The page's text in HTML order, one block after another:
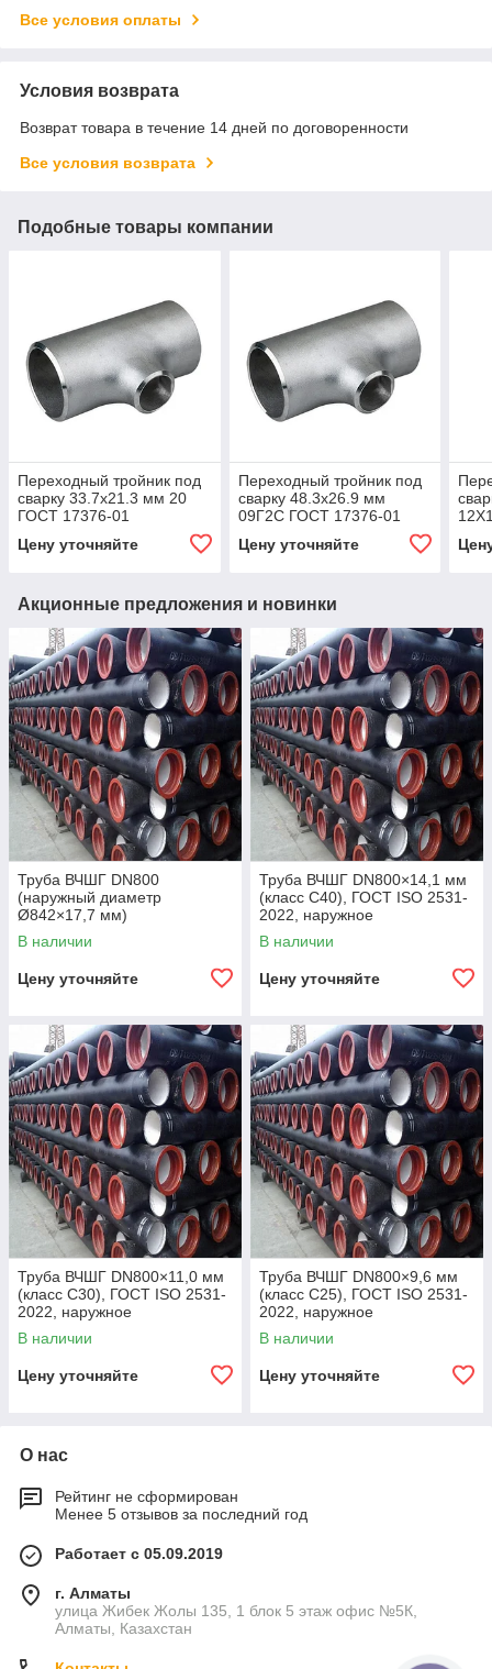
Все условия оплаты
Условия возврата
Возврат товара в течение 14 дней по договоренности
Все условия возврата
Подобные товары компании
Переходный тройник под
сварку 33.7x21.3 мм 20
ГОСТ 17376-01
Цену уточняйте
Переходный тройник под
сварку 48.3x26.9 мм
09Г2С ГОСТ 17376-01
Цену уточняйте
Акционные предложения и новинки
Труба ВЧШГ DN800
(наружный диаметр
Ø842×17,7 мм)
В наличии
Цену уточняйте
Труба ВЧШГ DN800×14,1 мм
(класс C40), ГОСТ ISO 2531-
2022, наружное
полиуретановое покрытие,
внутреннее цементно-
В наличии
Цену уточняйте
Труба ВЧШГ DN800×11,0 мм
(класс C30), ГОСТ ISO 2531-
2022, наружное
полиуретановое покрытие,
внутреннее цементно-
В наличии
Цену уточняйте
Труба ВЧШГ DN800×9,6 мм
(класс C25), ГОСТ ISO 2531-
2022, наружное
полиуретановое покрытие,
внутреннее цементно-
В наличии
Цену уточняйте
О нас
Рейтинг не сформирован
Менее 5 отзывов за последний год
Работает с 05.09.2019
г. Алматы
улица Жибек Жолы 135, 1 блок 5 этаж офис №5К,
Алматы, Казахстан